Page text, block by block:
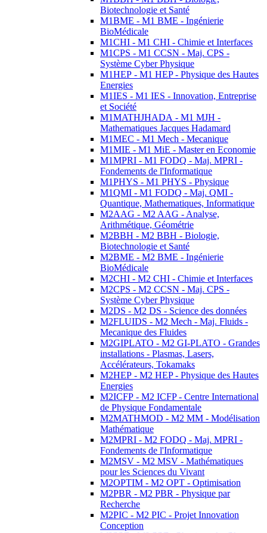
Biotechnologie et Santé
M1BME - M1 BME - Ingénierie
BioMédicale
M1CHI - M1 CHI - Chimie et Interfaces
M1CPS - M1 CCSN - Maj. CPS -
Système Cyber Physique
M1HEP - M1 HEP - Physique des Hautes
Energies
M1IES - M1 IES - Innovation, Entreprise
et Société
M1MATHJHADA - M1 MJH -
Mathematiques Jacques Hadamard
M1MEC - M1 Mech - Mecanique
M1MIE - M1 MiE - Master en Economie
M1MPRI - M1 FODQ - Maj. MPRI -
Fondements de l'Informatique
M1PHYS - M1 PHYS - Physique
M1QMI - M1 FODQ - Maj. QMI -
Quantique, Mathematiques, Informatique
M2AAG - M2 AAG - Analyse,
Arithmétique, Géométrie
M2BBH - M2 BBH - Biologie,
Biotechnologie et Santé
M2BME - M2 BME - Ingénierie
BioMédicale
M2CHI - M2 CHI - Chimie et Interfaces
M2CPS - M2 CCSN - Maj. CPS -
Système Cyber Physique
M2DS - M2 DS - Science des données
M2FLUIDS - M2 Mech - Maj. Fluids -
Mecanique des Fluides
M2GIPLATO - M2 GI-PLATO - Grandes
installations - Plasmas, Lasers,
Accélérateurs, Tokamaks
M2HEP - M2 HEP - Physique des Hautes
Energies
M2ICFP - M2 ICFP - Centre International
de Physique Fondamentale
M2MATHMOD - M2 MM - Modélisation
Mathématique
M2MPRI - M2 FODQ - Maj. MPRI -
Fondements de l'Informatique
M2MSV - M2 MSV - Mathématiques
pour les Sciences du Vivant
M2OPTIM - M2 OPT - Optimisation
M2PBR - M2 PBR - Physique par
Recherche
M2PIC - M2 PIC - Projet Innovation
Conception